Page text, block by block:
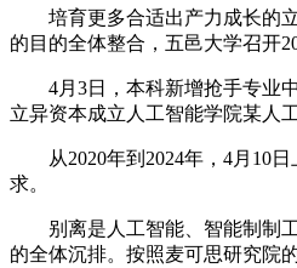
培育更多合适出产力成长的立
的目的全体整合，五邑大学召开
4月3日，本科新增抢手专业中
立异资本成立人工智能学院某人
从2020年到2024年，4月10日
求。
别离是人工智能、智能制制工
的全体沉排。按照麦可思研究院